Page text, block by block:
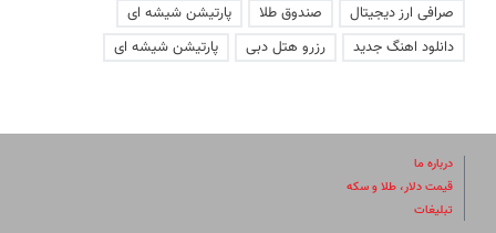
صرافی ارز دیجیتال
صندوق طلا
پارتیشن شیشه ای
دانلود اهنگ جدید
رزرو هتل دبی پارتیشن شیشه ای
درباره ما
قیمت دلار، طلا و سکه
تبلیغات